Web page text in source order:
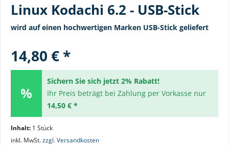
Linux Kodachi 6.2 - USB-Stick
wird auf einen hochwertigen Marken USB-Stick geliefert
14,80 € *
Sichern Sie sich jetzt 2% Rabatt!
Ihr Preis beträgt bei Zahlung per Vorkasse nur
14,50 € *
Inhalt: 1 Stück
inkl. MwSt.zzgl. Versandkosten